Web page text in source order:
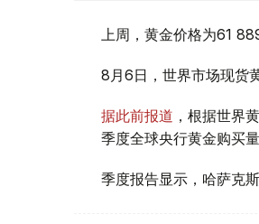
上周，黄金价格为61
8月6日，世界市场现货
据此前报道 ，根据世界
季度全球央行黄金购买
季度报告显示，哈萨克